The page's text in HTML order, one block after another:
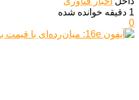
1 دقیقه خوانده شده
0